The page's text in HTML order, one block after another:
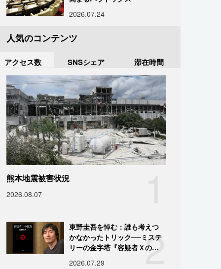
2026.07.24
人気のコンテンツ
アクセス数 SNSシェア 滞在時間
熊本地震被害状況
2026.08.07
2
東野圭吾を悼む：誰も考えつ
かなかったトリック──ミステ
リーの金字塔『容疑者Ｘの献
2026.07.29